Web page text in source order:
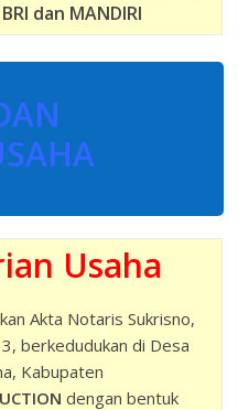
BRI dan MANDIRI
Usaha
Akta Notaris Sukrisno,
berkedudukan di Desa
Kabupaten
dengan bentuk